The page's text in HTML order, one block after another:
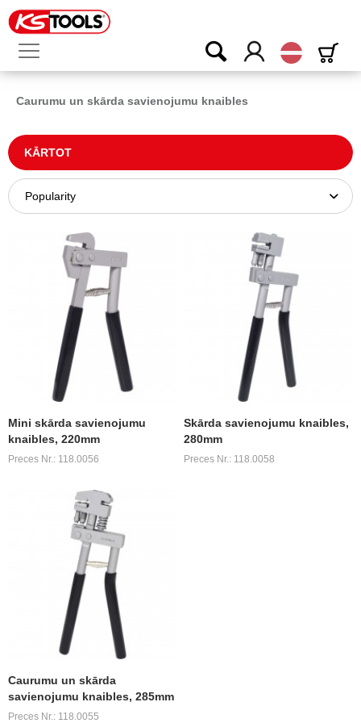
Latvijas
Caurumu un skārda savienojumu knaibles
KĀRTOT
Mini skārda savienojumu
knaibles, 220mm
Preces Nr.: 118.0056
Skārda savienojumu knaibles,
280mm
Preces Nr.: 118.0058
Caurumu un skārda
savienojumu knaibles, 285mm
Preces Nr.: 118.0055